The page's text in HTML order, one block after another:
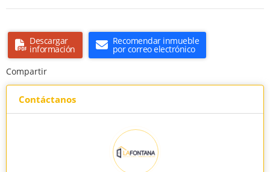
Descargar
información
Recomendar inmueble
por correo electrónico
Compartir
Contáctanos